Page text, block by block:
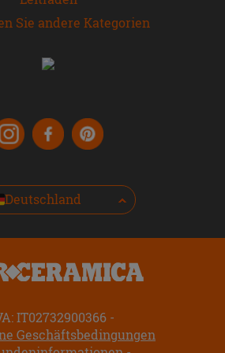
Sie andere Kategorien
Deutschland
IT02732900366
Geschäftsbedingungen